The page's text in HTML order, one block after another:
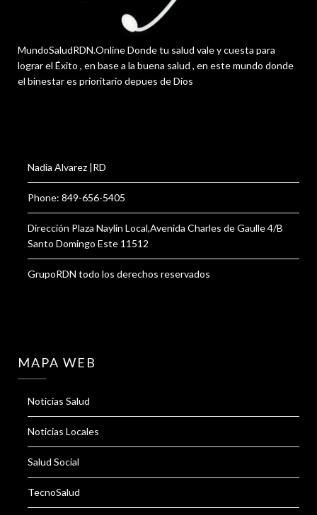
MundoSaludRDN.Online Donde tu salud vale y cuesta para
lograr el Éxito , en base a la buena salud , en este mundo donde
el binestar es prioritario depues de Dios
Nadia Alvarez |RD
Phone: 849-656-5405
Dirección Plaza Naylin Local,Avenida Charles de Gaulle 4/B
Santo Domingo Este 11512
GrupoRDN todo los derechos reservados
MAPA WEB
Noticias Salud
Noticias Locales
Salud Social
TecnoSalud